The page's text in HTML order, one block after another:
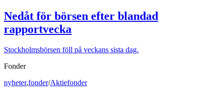
Nedåt för börsen efter blandad
rapportvecka
Stockholmsbörsen föll på veckans sista dag.
Fonder
nyheter,fonder/Aktiefonder